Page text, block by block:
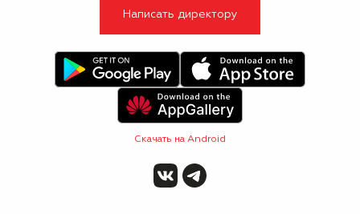
Написать директору
Скачать на Android